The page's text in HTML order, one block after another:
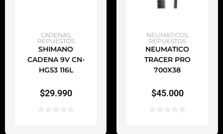
AÑADIR AL CARRITO
CADENAS,
REPUESTOS
SHIMANO
CADENA 9V CN-
HG53 116L
$29.990
AÑADIR AL CARRITO
NEUMATICOS,
REPUESTOS
NEUMATICO
TRACER PRO
700X38
$45.000